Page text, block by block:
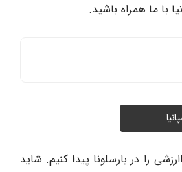
با ما همراه باشید.
را در بارسلونا پیدا کنیم. شاید